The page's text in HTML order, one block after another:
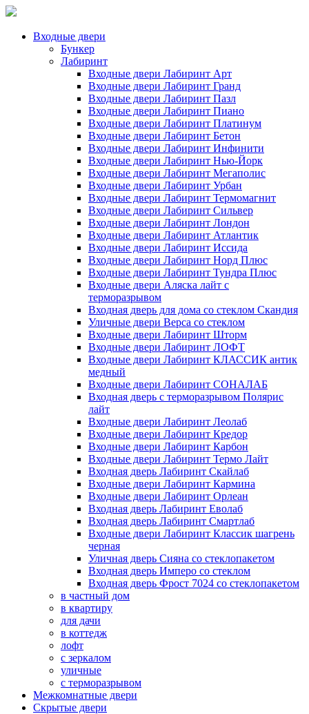
Входные двери
Бункер
Лабиринт
Входные двери Лабиринт Арт
Входные двери Лабиринт Гранд
Входные двери Лабиринт Пазл
Входные двери Лабиринт Пиано
Входные двери Лабиринт Платинум
Входные двери Лабиринт Бетон
Входные двери Лабиринт Инфинити
Входные двери Лабиринт Нью-Йорк
Входные двери Лабиринт Мегаполис
Входные двери Лабиринт Урбан
Входные двери Лабиринт Термомагнит
Входные двери Лабиринт Сильвер
Входные двери Лабиринт Лондон
Входные двери Лабиринт Атлантик
Входные двери Лабиринт Иссида
Входные двери Лабиринт Норд Плюс
Входные двери Лабиринт Тундра Плюс
Входные двери Аляска лайт с
терморазрывом
Входная дверь для дома со стеклом Скандия
Уличные двери Верса со стеклом
Входные двери Лабиринт Шторм
Входные двери Лабиринт ЛОФТ
Входные двери Лабиринт КЛАССИК антик
медный
Входные двери Лабиринт СОНАЛАБ
Входная дверь с терморазрывом Полярис
лайт
Входные двери Лабиринт Леолаб
Входные двери Лабиринт Кредор
Входные двери Лабиринт Карбон
Входные двери Лабиринт Термо Лайт
Входная дверь Лабиринт Скайлаб
Входные двери Лабиринт Кармина
Входные двери Лабиринт Орлеан
Входная дверь Лабиринт Еволаб
Входная дверь Лабиринт Смартлаб
Входные двери Лабиринт Классик шагрень
черная
Уличная дверь Сияна со стеклопакетом
Входная дверь Имперо со стеклом
Входная дверь Фрост 7024 со стеклопакетом
в частный дом
в квартиру
для дачи
в коттедж
лофт
с зеркалом
уличные
с терморазрывом
Межкомнатные двери
Скрытые двери